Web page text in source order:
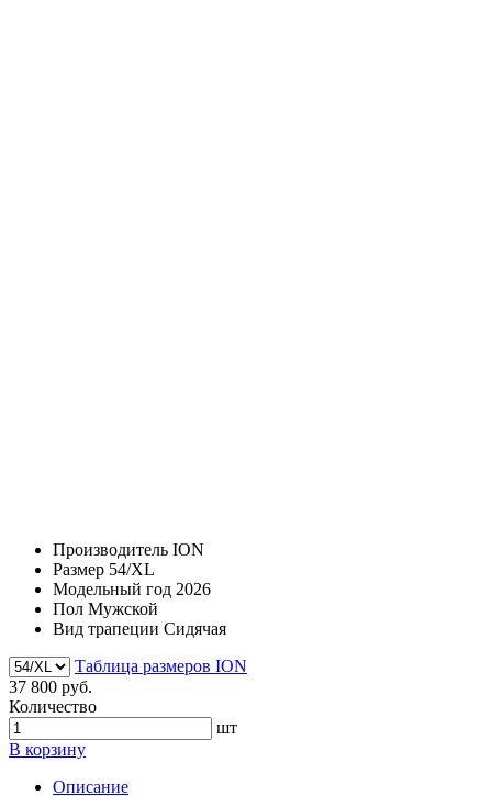
Производитель ION
Размер 54/XL
Модельный год 2026
Пол Мужской
Вид трапеции Сидячая
Таблица размеров ION
37 800 руб.
Количество
шт
В корзину
Описание